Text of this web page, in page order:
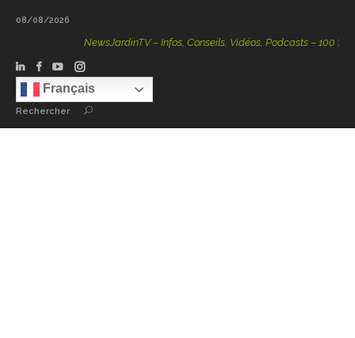
08/08/2026
NewsJardinTV – Infos, Conseils, Vidéos, Podcasts – 100 %
Français
Rechercher